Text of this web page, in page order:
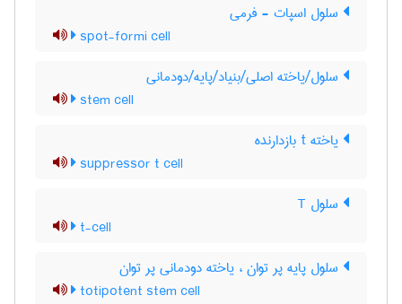
سلول اسپات - فرمی
spot-formi cell
سلول/یاخته اصلی/بنیاد/پایه/دودمانی
stem cell
یاخته t بازدارنده
suppressor t cell
سلول T
t-cell
سلول پایه پر توان ، یاخته دودمانی پر توان
totipotent stem cell